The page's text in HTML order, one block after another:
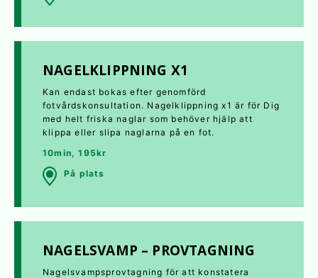
NAGELKLIPPNING X1
Kan endast bokas efter genomförd
fotvårdskonsultation. Nagelklippning x1 är för Dig
med helt friska naglar som behöver hjälp att
klippa eller slipa naglarna på en fot.
10min, 195kr
På plats
NAGELSVAMP – PROVTAGNING
Nagelsvampsprovtagning för att konstatera